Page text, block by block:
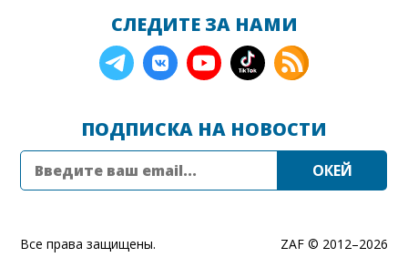
СЛЕДИТЕ ЗА НАМИ
ПОДПИСКА НА НОВОСТИ
ZAF © 2012–2026
Все права защищены.